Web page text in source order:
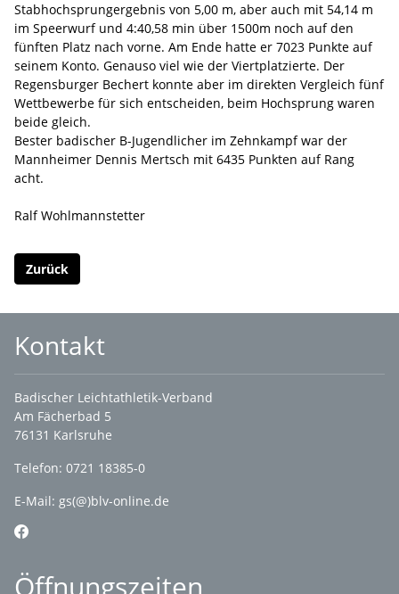
Stabhochsprungergebnis von 5,00 m, aber auch mit 54,14 m
im Speerwurf und 4:40,58 min über 1500m noch auf den
fünften Platz nach vorne. Am Ende hatte er 7023 Punkte auf
seinem Konto. Genauso viel wie der Viertplatzierte. Der
Regensburger Bechert konnte aber im direkten Vergleich fünf
Wettbewerbe für sich entscheiden, beim Hochsprung waren
beide gleich.
Bester badischer B-Jugendlicher im Zehnkampf war der
Mannheimer Dennis Mertsch mit 6435 Punkten auf Rang
acht.
Ralf Wohlmannstetter
Zurück
Kontakt
Badischer Leichtathletik-Verband
Am Fächerbad 5
76131 Karlsruhe
Telefon: 0721 18385-0
E-Mail: gs(@)blv-online.de
Öffnungszeiten